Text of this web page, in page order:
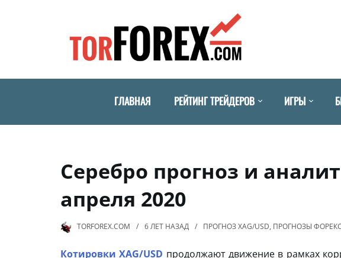
ГЛАВНАЯ РЕЙТИНГ ТРЕЙДЕРОВ ИГРЫ
Серебро прогноз и
апреля 2020
TORFOREX.COM 6 ЛЕТ НАЗАД ПРОГНОЗ XAG/USD, ПРОГНОЗЫ ФОРЕКС
Котировки XAG/USD продолжают движение в рамках